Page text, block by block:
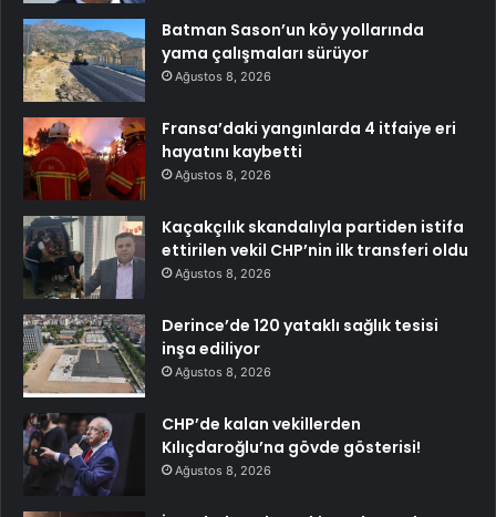
Batman Sason’un köy yollarında
yama çalışmaları sürüyor
Ağustos 8, 2026
Fransa’daki yangınlarda 4 itfaiye eri
hayatını kaybetti
Ağustos 8, 2026
Kaçakçılık skandalıyla partiden istifa
ettirilen vekil CHP’nin ilk transferi oldu
Ağustos 8, 2026
Derince’de 120 yataklı sağlık tesisi
inşa ediliyor
Ağustos 8, 2026
CHP’de kalan vekillerden
Kılıçdaroğlu’na gövde gösterisi!
Ağustos 8, 2026